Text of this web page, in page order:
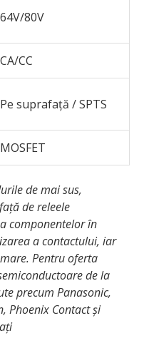
64V/80V
CA/CC
Pe suprafață / SPTS
MOSFET
de mai sus,
de releele
componentelor în
a contactului, iar
Pentru oferta
de la
precum Panasonic,
Phoenix Contact și